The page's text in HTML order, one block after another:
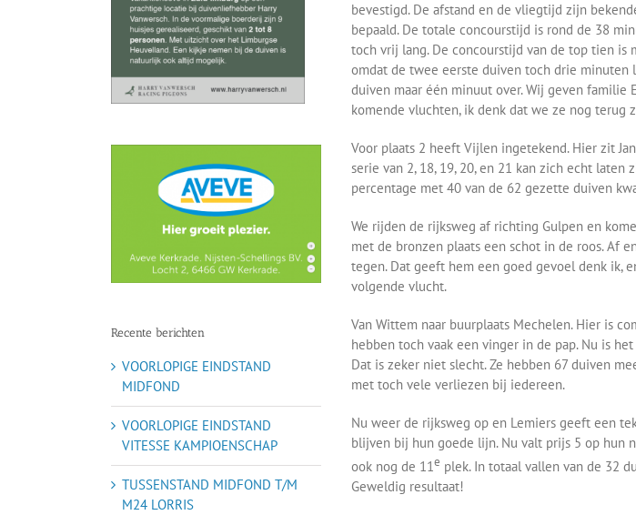
bevestigd. De afstand en de vliegtijd zijn
bepaald. De totale concourstijd is rond de 38
toch vrij lang. De concourstijd van de top tien
omdat de twee eerste duiven toch drie minuten
duiven maar één minuut over. Wij geven familie
komende vluchten, ik denk dat we ze nog terug
Voor plaats 2 heeft Vijlen ingetekend. Hier zit
serie van 2, 18, 19, 20, en 21 kan zich echt
percentage met 40 van de 62 gezette duiven
We rijden de rijksweg af richting Gulpen en
met de bronzen plaats een schot in de roos. Af
tegen. Dat geeft hem een goed gevoel denk ik,
volgende vlucht.
Van Wittem naar buurplaats Mechelen. Hier is
hebben toch vaak een vinger in de pap. Nu is
Dat is zeker niet slecht. Ze hebben 67 duiven
met toch vele verliezen bij iedereen.
Nu weer de rijksweg op en Lemiers geeft een
blijven bij hun goede lijn. Nu valt prijs 5 op hun
ook nog de 11e plek. In totaal vallen van de 32
Geweldig resultaat!
Recente berichten
VOORLOPIGE EINDSTAND
MIDFOND
VOORLOPIGE EINDSTAND
VITESSE KAMPIOENSCHAP
TUSSENSTAND MIDFOND T/M
M24 LORRIS